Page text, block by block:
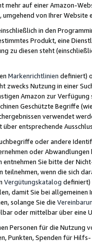
mehr auf einer Amazon-
von Ihrer
in den
Produkt, eine
zu diesen steht
Markenrichtlinien definiert)
zwecks Nutzung in einer
Amazon zur
Geschützte Begriffe
verwendet
entsprechende
oder andere
oder
entnehmen Sie bitte der
wenn die sich
Vergütungskatalog definiert)
damit Sie bei
solange Sie die
oder mittelbar über eine
Personen für die Nutzung
Punkten, Spenden für